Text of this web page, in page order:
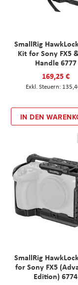
SmallRig
Kit for Sony FX5
Handle 6777
169,25 €
IN DEN
SmallRig
for Sony FX5
Edition) 6774